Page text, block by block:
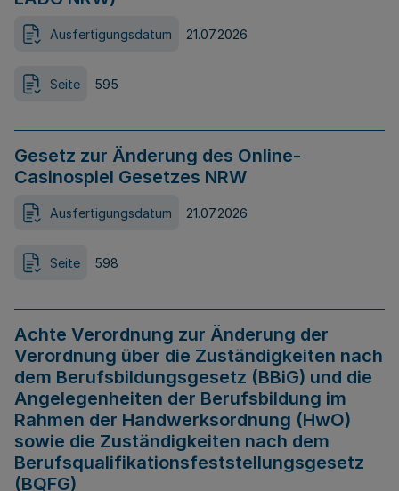
Ausfertigungsdatum 21.07.2026
Seite 595
Gesetz zur Änderung des Online-
Casinospiel Gesetzes NRW
Ausfertigungsdatum 21.07.2026
Seite 598
Achte Verordnung zur Änderung der
Verordnung über die Zuständigkeiten nach
dem Berufsbildungsgesetz (BBiG) und die
Angelegenheiten der Berufsbildung im
Rahmen der Handwerksordnung (HwO)
sowie die Zuständigkeiten nach dem
Berufsqualifikationsfeststellungsgesetz
(BQFG)